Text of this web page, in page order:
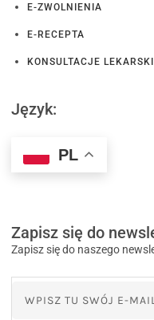
E-ZWOLNIENIA
E-RECEPTA
KONSULTACJE
Język:
PL
Zapisz się do
Zapisz się do naszego